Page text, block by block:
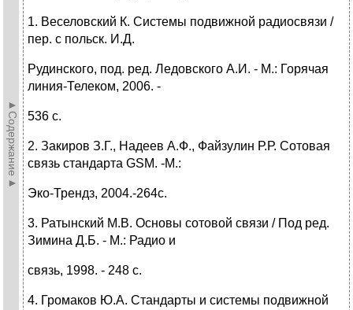
►Содержание►
1. Веселовский К. Системы подвижной радиосвязи /
пер. с польск. И.Д.
Рудинского, под. ред. Ледовского А.И. - М.: Горячая
линия-Телеком, 2006. -
536 с.
2. Закиров З.Г., Надеев А.Ф., Файзулин Р.Р. Сотовая
связь стандарта GSM. -М.:
Эко-Трендз, 2004.-264с.
3. Ратынский М.В. Основы сотовой связи / Под ред.
Зимина Д.Б. - М.: Радио и
связь, 1998. - 248 с.
4. Громаков Ю.А. Стандарты и системы подвижной